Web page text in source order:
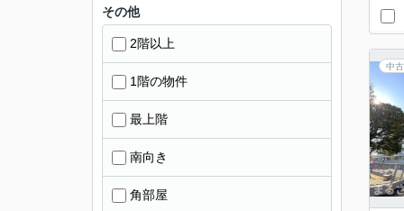
中
その他
2階以上
1階の物件
最上階
南向き
角部屋